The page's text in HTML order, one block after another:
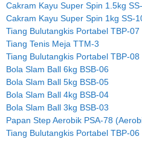
Cakram Kayu Super Spin 1.5kg
Cakram Kayu Super Spin 1kg SS-
Tiang Bulutangkis Portabel TBP-07
Tiang Tenis Meja TTM-3
Tiang Bulutangkis Portabel TBP-08
Bola Slam Ball 6kg BSB-06
Bola Slam Ball 5kg BSB-05
Bola Slam Ball 4kg BSB-04
Bola Slam Ball 3kg BSB-03
Papan Step Aerobik PSA-78
Tiang Bulutangkis Portabel TBP-06